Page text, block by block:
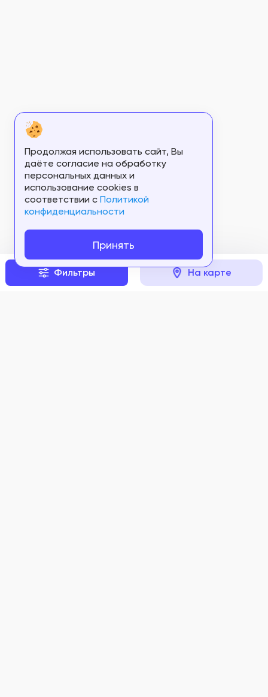
Фильтры На карте
Продолжая использовать сайт, Вы
даёте согласие на обработку
персональных данных и
использование cookies в
соответствии c Политикой
конфиденциальности
Принять